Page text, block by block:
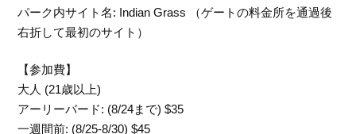
パーク内サイト名: Indian Grass （ゲートの料金所を通過後
右折して最初のサイト）
【参加費】
大人 (21歳以上)
アーリーバード: (8/24まで) $35
一週間前: (8/25-8/30) $45